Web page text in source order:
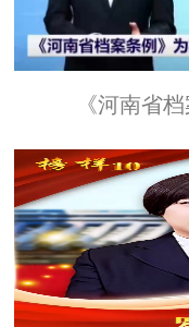
《河南省